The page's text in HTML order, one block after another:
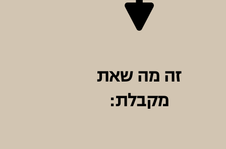
זה מה שאת
מקבלת: